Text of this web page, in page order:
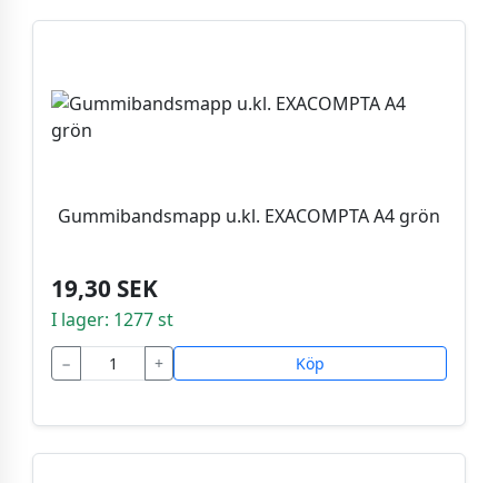
Gummibandsmapp u.kl. EXACOMPTA A4 grön
19,30 SEK
I lager: 1277 st
− + Köp